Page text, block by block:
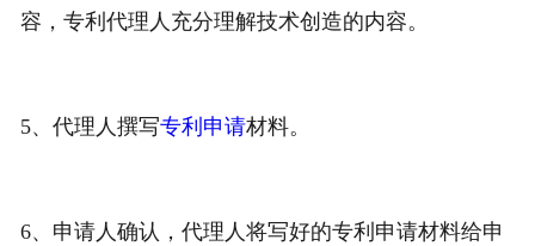
容，专利代理人充分理解技术创造的内容。
5、代理人撰写专利申请材料。
6、申请人确认，代理人将写好的专利申请材料给申